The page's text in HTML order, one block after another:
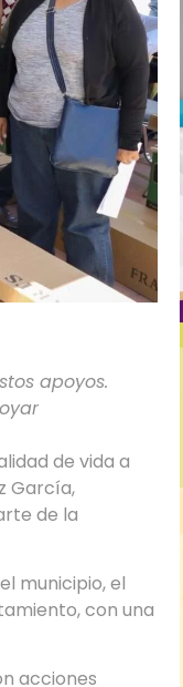
apoyos.
de vida a
García,
de la
municipio, el
con una
acciones